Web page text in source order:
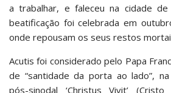
a trabalhar, e faleceu na cidade
beatificação foi celebrada em
onde repousam os seus restos
Acutis foi considerado pelo Papa
de “santidade da porta ao lado”,
pós-sinodal ‘Christus Vivit’